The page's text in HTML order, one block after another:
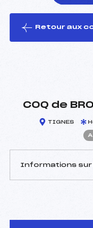
le ski
Retour aux
COQ de
TIGNES
Informations sur
Arbitre :